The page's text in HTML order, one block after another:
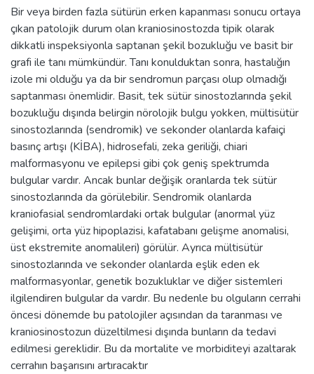
Bir veya birden fazla sütürün erken kapanması sonucu ortaya
çıkan patolojik durum olan kraniosinostozda tipik olarak
dikkatli inspeksiyonla saptanan şekil bozukluğu ve basit bir
grafi ile tanı mümkündür. Tanı konulduktan sonra, hastalığın
izole mi olduğu ya da bir sendromun parçası olup olmadığı
saptanması önemlidir. Basit, tek sütür sinostozlarında şekil
bozukluğu dışında belirgin nörolojik bulgu yokken, mültisütür
sinostozlarında (sendromik) ve sekonder olanlarda kafaiçi
basınç artışı (KİBA), hidrosefali, zeka geriliği, chiari
malformasyonu ve epilepsi gibi çok geniş spektrumda
bulgular vardır. Ancak bunlar değişik oranlarda tek sütür
sinostozlarında da görülebilir. Sendromik olanlarda
kraniofasial sendromlardaki ortak bulgular (anormal yüz
gelişimi, orta yüz hipoplazisi, kafatabanı gelişme anomalisi,
üst ekstremite anomalileri) görülür. Ayrıca mültisütür
sinostozlarında ve sekonder olanlarda eşlik eden ek
malformasyonlar, genetik bozukluklar ve diğer sistemleri
ilgilendiren bulgular da vardır. Bu nedenle bu olguların cerrahi
öncesi dönemde bu patolojiler açısından da taranması ve
kraniosinostozun düzeltilmesi dışında bunların da tedavi
edilmesi gereklidir. Bu da mortalite ve morbiditeyi azaltarak
cerrahın başarısını artıracaktır